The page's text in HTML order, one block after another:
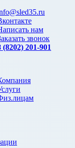
нам
звонок
(8202) 201-901